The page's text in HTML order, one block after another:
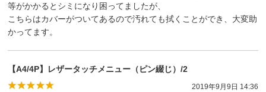
等がかかるとシミになり困ってましたが、
こちらはカバーがついてあるので汚れても拭くことができ、大変助
かってます。
【A4/4P】レザータッチメニュー（ピン綴じ）/2
2019年9月9日 14:36